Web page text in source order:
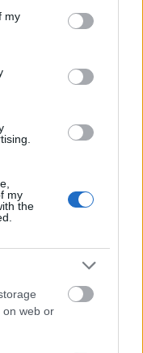
You may click to
third-party tags to
in below Google
my
my
the
on web or
210 3217225)
για το αρνάκι,
που
ενώ για τα